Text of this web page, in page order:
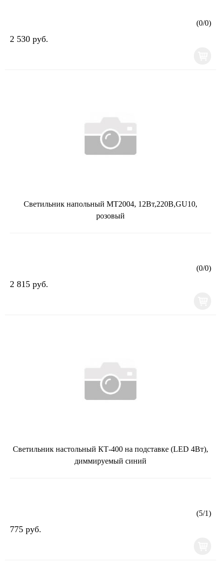
(0/0)
2 530 руб.
Светильник напольный МТ2004, 12Вт,220В,GU10,
розовый
(0/0)
2 815 руб.
Светильник настольный КТ-400 на подставке (LED 4Вт),
диммируемый синий
(5/1)
775 руб.